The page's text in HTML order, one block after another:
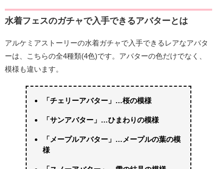
水着フェスのガチャで入手できるアバターとは
アルケミアストーリーの水着ガチャで入手できるレアなアバタ
ーは、こちらの全4種類(4色)です。アバターの色だけでなく、
模様も違います。
「チェリーアバター」…桜の模様
「サンアバター」…ひまわりの模様
「メープルアバター」…メープルの葉の模
様